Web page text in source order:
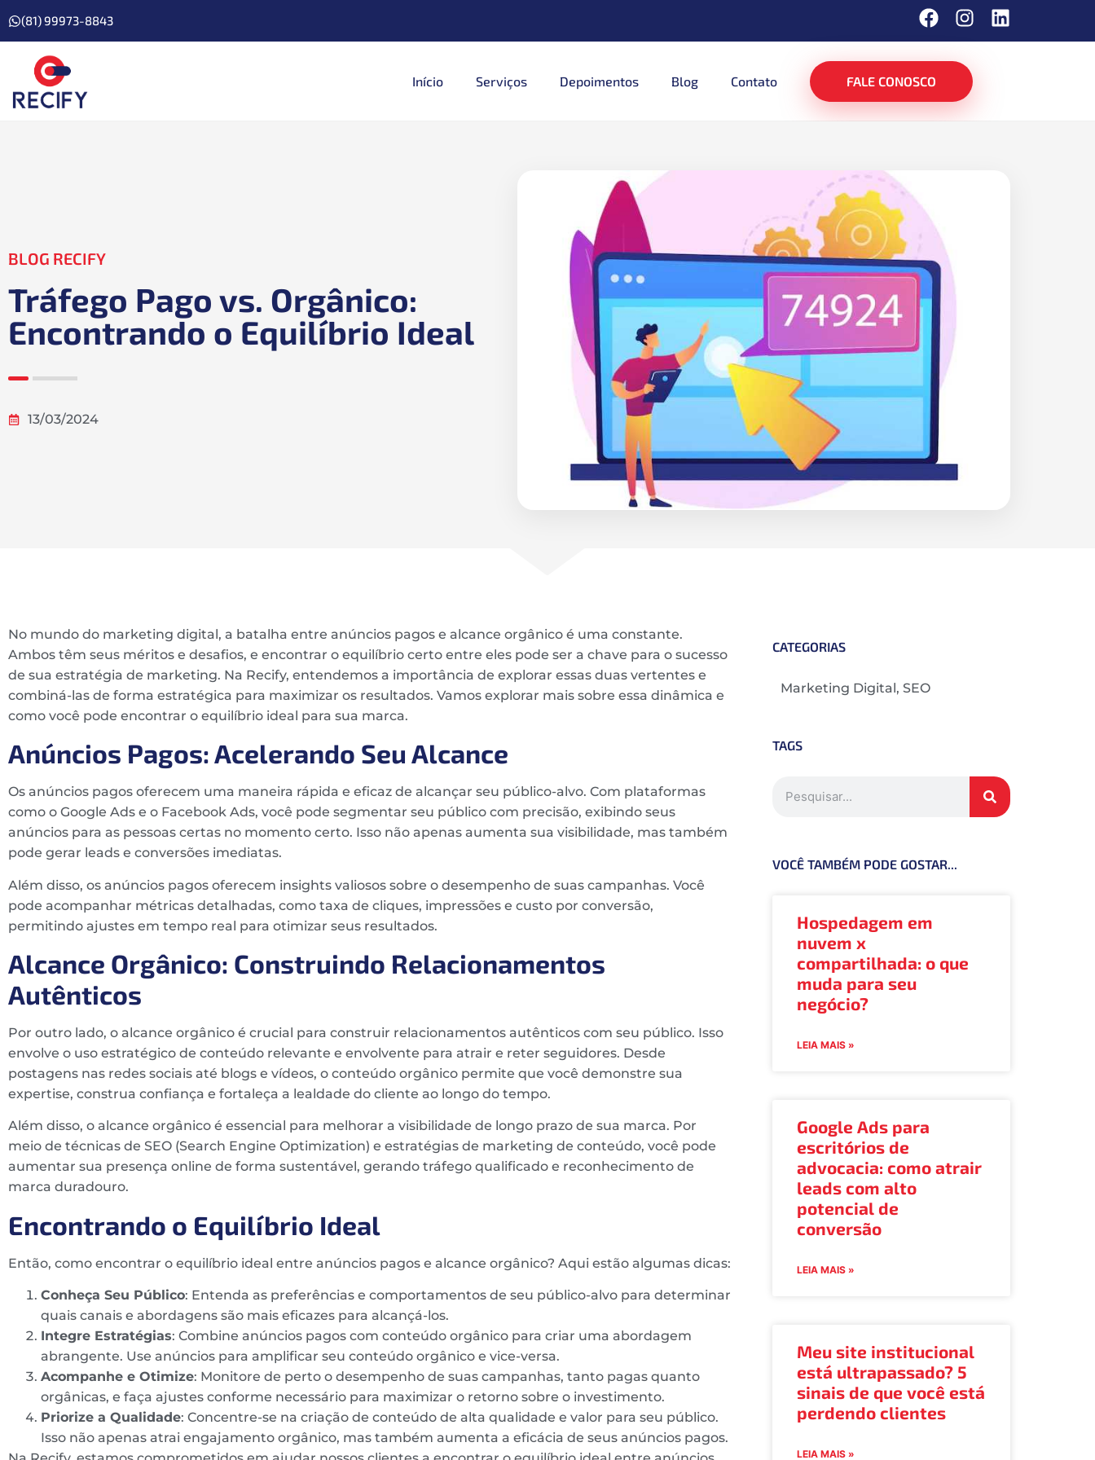
(81) 99973-8843
Início Serviços Depoimentos Blog Contato FALE CONOSCO
BLOG RECIFY
Tráfego Pago vs. Orgânico:
Encontrando o Equilíbrio Ideal
13/03/2024
No mundo do marketing digital, a batalha entre anúncios pagos e alcance orgânico é uma constante.
Ambos têm seus méritos e desafios, e encontrar o equilíbrio certo entre eles pode ser a chave para o sucesso
de sua estratégia de marketing. Na Recify, entendemos a importância de explorar essas duas vertentes e
combiná-las de forma estratégica para maximizar os resultados. Vamos explorar mais sobre essa dinâmica e
como você pode encontrar o equilíbrio ideal para sua marca.
Anúncios Pagos: Acelerando Seu Alcance
Os anúncios pagos oferecem uma maneira rápida e eficaz de alcançar seu público-alvo. Com plataformas
como o Google Ads e o Facebook Ads, você pode segmentar seu público com precisão, exibindo seus
anúncios para as pessoas certas no momento certo. Isso não apenas aumenta sua visibilidade, mas também
pode gerar leads e conversões imediatas.
Além disso, os anúncios pagos oferecem insights valiosos sobre o desempenho de suas campanhas. Você
pode acompanhar métricas detalhadas, como taxa de cliques, impressões e custo por conversão,
permitindo ajustes em tempo real para otimizar seus resultados.
Alcance Orgânico: Construindo Relacionamentos
Autênticos
Por outro lado, o alcance orgânico é crucial para construir relacionamentos autênticos com seu público. Isso
envolve o uso estratégico de conteúdo relevante e envolvente para atrair e reter seguidores. Desde
postagens nas redes sociais até blogs e vídeos, o conteúdo orgânico permite que você demonstre sua
expertise, construa confiança e fortaleça a lealdade do cliente ao longo do tempo.
Além disso, o alcance orgânico é essencial para melhorar a visibilidade de longo prazo de sua marca. Por
meio de técnicas de SEO (Search Engine Optimization) e estratégias de marketing de conteúdo, você pode
aumentar sua presença online de forma sustentável, gerando tráfego qualificado e reconhecimento de
marca duradouro.
Encontrando o Equilíbrio Ideal
Então, como encontrar o equilíbrio ideal entre anúncios pagos e alcance orgânico? Aqui estão algumas dicas:
Conheça Seu Público: Entenda as preferências e comportamentos de seu público-alvo para determinar
quais canais e abordagens são mais eficazes para alcançá-los.
Integre Estratégias: Combine anúncios pagos com conteúdo orgânico para criar uma abordagem
abrangente. Use anúncios para amplificar seu conteúdo orgânico e vice-versa.
Acompanhe e Otimize: Monitore de perto o desempenho de suas campanhas, tanto pagas quanto
orgânicas, e faça ajustes conforme necessário para maximizar o retorno sobre o investimento.
Priorize a Qualidade: Concentre-se na criação de conteúdo de alta qualidade e valor para seu público.
Isso não apenas atrai engajamento orgânico, mas também aumenta a eficácia de seus anúncios pagos.
CATEGORIAS
Marketing Digital, SEO
TAGS
VOCÊ TAMBÉM PODE GOSTAR...
Hospedagem em
nuvem x
compartilhada: o que
muda para seu
negócio?
LEIA MAIS »
Google Ads para
escritórios de
advocacia: como atrair
leads com alto
potencial de
conversão
LEIA MAIS »
Meu site institucional
está ultrapassado? 5
sinais de que você está
perdendo clientes
LEIA MAIS »